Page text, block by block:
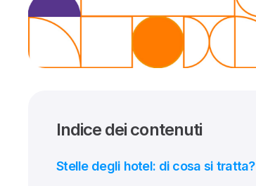
Indice dei contenuti
Stelle degli hotel: di cosa si tratta?